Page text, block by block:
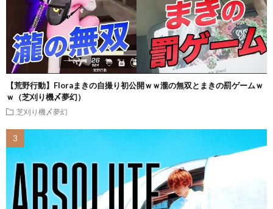
【荒野行動】Floraまきの自撮り初公開ｗｗ瀧の無双とまきの罰ゲームｗ
ｗ（芝刈り機〆夢幻）
芝刈り機〆夢幻